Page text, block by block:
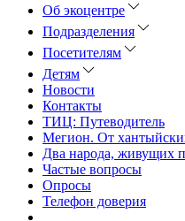
Об экоцентре
Подразделения
Посетителям
Детям
Новости
Контакты
ТИЦ: Путеводитель
Мегион. От
Два народа, живущих
Частые вопросы
Опросы
Телефон доверия